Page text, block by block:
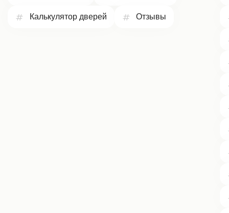
Калькулятор дверей Отзывы